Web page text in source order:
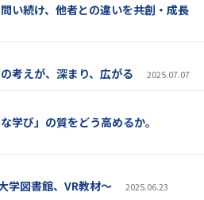
い続け、他者との違いを共創・成長
考えが、深まり、広がる 2025.07.07
学び」の質をどう高めるか。
学図書館、VR教材～ 2025.06.23